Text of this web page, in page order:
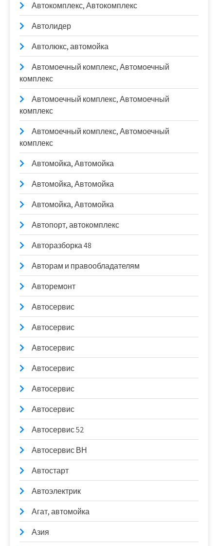
Автокомплекс, Автокомплекс
Автолидер
Автолюкс, автомойка
Автомоечный комплекс, Автомоечный
комплекс
Автомоечный комплекс, Автомоечный
комплекс
Автомоечный комплекс, Автомоечный
комплекс
Автомойка, Автомойка
Автомойка, Автомойка
Автомойка, Автомойка
Автопорт, автокомплекс
Авторазборка 48
Авторам и правообладателям
Авторемонт
Автосервис
Автосервис
Автосервис
Автосервис
Автосервис
Автосервис
Автосервис 52
Автосервис ВН
Автостарт
Автоэлектрик
Агат, автомойка
Азия